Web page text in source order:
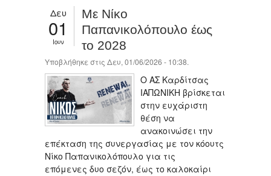
Δευ
01
Ιουν
Με Νίκο
Παπανικολόπουλο έως
το 2028
Υποβλήθηκε στις Δευ, 01/06/2026 - 10:38.
Ο ΑΣ Καρδίτσας
ΙΑΠΩΝΙΚΗ βρίσκεται
στην ευχάριστη
θέση να
ανακοινώσει την
επέκταση της συνεργασίας με τον κόουτς
Νίκο Παπανικολόπουλο για τις
επόμενες δυο σεζόν, έως το καλοκαίρι